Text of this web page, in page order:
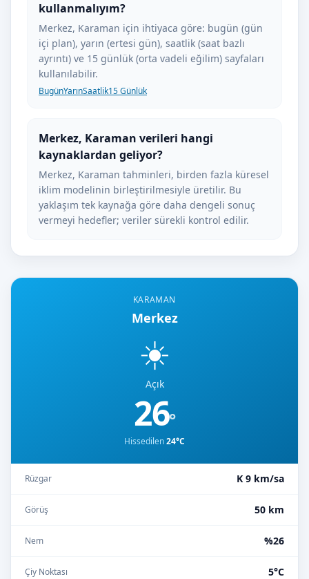
KARAMAN
Merkez
☀️
Açık
26°
Hissedilen24°C
Rüzgar K 9 km/sa
Görüş 50 km
Nem %26
Çiy Noktası 5°C
kullanmalıyım?
Merkez, Karaman için ihtiyaca göre: bugün (gün
içi plan), yarın (ertesi gün), saatlik (saat bazlı
ayrıntı) ve 15 günlük (orta vadeli eğilim) sayfaları
kullanılabilir.
BugünYarınSaatlik15 Günlük
Merkez, Karaman verileri hangi
kaynaklardan geliyor?
Merkez, Karaman tahminleri, birden fazla küresel
iklim modelinin birleştirilmesiyle üretilir. Bu
yaklaşım tek kaynağa göre daha dengeli sonuç
vermeyi hedefler; veriler sürekli kontrol edilir.